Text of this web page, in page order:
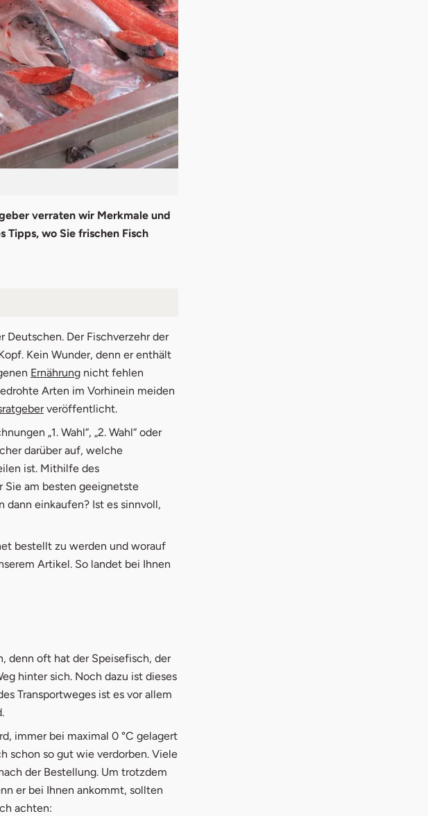
verraten wir Merkmale und
Tipps, wo Sie frischen Fisch
Deutschen. Der Fischverzehr der
FensterKein Wunder, denn er enthält
Ernährung nicht fehlen
Arten im Vorhinein meiden
öffnet in neuem Fenster
veröffentlicht.
„1. Wahl“, „2. Wahl“ oder
darüber auf, welche
ist. Mithilfe des
Sie am besten geeignetste
einkaufen? Ist es sinnvoll,
bestellt zu werden und worauf
Artikel. So landet bei Ihnen
denn oft hat der Speisefisch, der
hinter sich. Noch dazu ist dieses
Transportweges ist es vor allem
immer bei maximal 0 °C gelagert
schon so gut wie verdorben. Viele
der Bestellung. Um trotzdem
er bei Ihnen ankommt, sollten
achten: